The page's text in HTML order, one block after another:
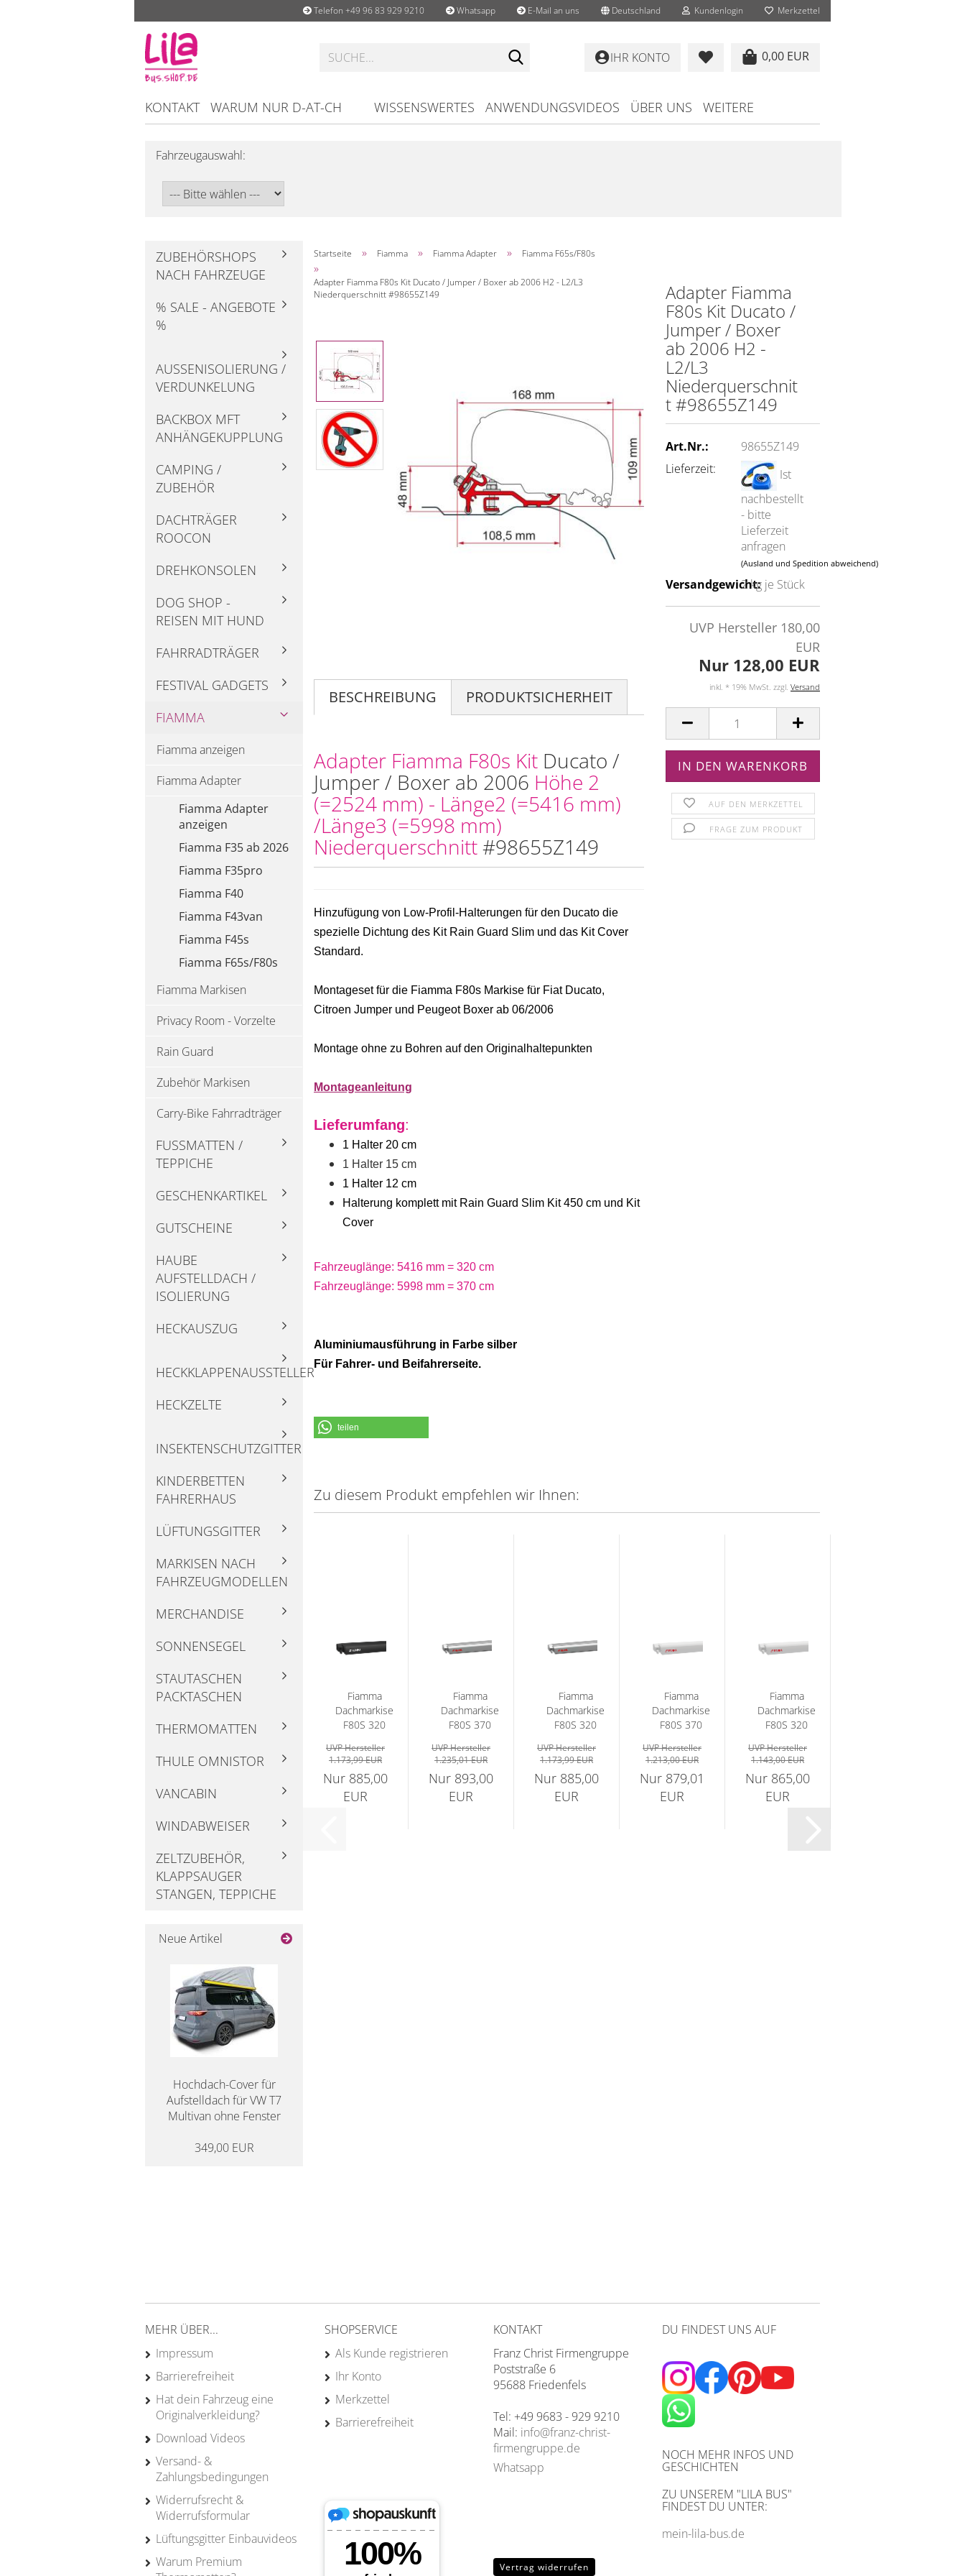
Telefon +49 96 83 929 9210 Whatsapp E-Mail an uns Deutschland Kundenlogin Merkzettel
0,00 EUR
IHR KONTO
KONTAKT WARUM NUR D-AT-CH WISSENSWERTES ANWENDUNGSVIDEOS ÜBER UNS WEITERE
Fahrzeugauswahl:
Startseite » Fiamma » Fiamma Adapter » Fiamma F65s/F80s
»
Adapter Fiamma F80s Kit Ducato / Jumper / Boxer ab 2006 H2 - L2/L3
Niederquerschnitt #98655Z149
Adapter Fiamma
F80s Kit Ducato /
Jumper / Boxer
ab 2006 H2 -
L2/L3
Niederquerschnit
t #98655Z149
Art.Nr.:
98655Z149
Lieferzeit:
Ist
nachbestellt
- bitte
Lieferzeit
anfragen
(Ausland und Spedition abweichend)
Versandgewicht:
2kg je Stück
UVP Hersteller 180,00
EUR
Nur 128,00 EUR
inkl. * 19% MwSt. zzgl. Versand
AUF DEN MERKZETTEL
FRAGE ZUM PRODUKT
BESCHREIBUNG PRODUKTSICHERHEIT
Adapter Fiamma F80s Kit Ducato /
Jumper / Boxer ab 2006 Höhe 2
(=2524 mm) - Länge2 (=5416 mm)
/Länge3 (=5998 mm)
Niederquerschnitt#98655Z149
Hinzufügung von Low-Profil-Halterungen für den Ducato die
spezielle Dichtung des Kit Rain Guard Slim und das Kit Cover
Standard.
Montageset für die Fiamma F80s Markise für Fiat Ducato,
Citroen Jumper und Peugeot Boxer ab 06/2006
Montage ohne zu Bohren auf den Originalhaltepunkten
Montageanleitung
Lieferumfang:
1 Halter 20 cm
1 Halter 15 cm
1 Halter 12 cm
Halterung komplett mit Rain Guard Slim Kit 450 cm und Kit
Cover
Fahrzeuglänge: 5416 mm = 320 cm
Fahrzeuglänge: 5998 mm = 370 cm
Aluminiumausführung in Farbe silber
Für Fahrer- und Beifahrerseite.
teilen
Zu diesem Produkt empfehlen wir Ihnen:
Fiamma
Dachmarkise
F80S 320
deep...
UVP Hersteller
1.173,99 EUR
Nur 885,00
EUR
Fiamma
Dachmarkise
F80S 370
titanium...
UVP Hersteller
1.235,01 EUR
Nur 893,00
EUR
Fiamma
Dachmarkise
F80S 320
titanium...
UVP Hersteller
1.173,99 EUR
Nur 885,00
EUR
Fiamma
Dachmarkise
F80S 370
weiß...
UVP Hersteller
1.213,00 EUR
Nur 879,01
EUR
Fiamma
Dachmarkise
F80S 320
weiß...
UVP Hersteller
1.143,00 EUR
Nur 865,00
EUR
ZUBEHÖRSHOPS
NACH FAHRZEUGE
% SALE - ANGEBOTE
%
AUSSENISOLIERUNG / V
ERDUNKELUNG
BACKBOX MFT
ANHÄNGEKUPPLUNG
CAMPING /
ZUBEHÖR
DACHTRÄGER
ROOCON
DREHKONSOLEN
DOG SHOP -
REISEN MIT HUND
FAHRRADTRÄGER
FESTIVAL GADGETS
FIAMMA
Fiamma anzeigen
Fiamma Adapter
Fiamma Adapter
anzeigen
Fiamma F35 ab 2026
Fiamma F35pro
Fiamma F40
Fiamma F43van
Fiamma F45s
Fiamma F65s/F80s
Fiamma Markisen
Privacy Room - Vorzelte
Rain Guard
Zubehör Markisen
Carry-Bike Fahrradträger
FUSSMATTEN / T
EPPICHE
GESCHENKARTIKEL
GUTSCHEINE
HAUBE
AUFSTELLDACH /
ISOLIERUNG
HECKAUSZUG
HECKKLAPPENAUSSTELLER
HECKZELTE
INSEKTENSCHUTZGITTER
KINDERBETTEN
FAHRERHAUS
LÜFTUNGSGITTER
MARKISEN NACH
FAHRZEUGMODELLEN
MERCHANDISE
SONNENSEGEL
STAUTASCHEN
PACKTASCHEN
THERMOMATTEN
THULE OMNISTOR
VANCABIN
WINDABWEISER
ZELTZUBEHÖR,
KLAPPSAUGER
STANGEN, TEPPICHE
Neue Artikel
Hochdach-Cover für
Aufstelldach für VW T7
Multivan ohne Fenster
349,00 EUR
MEHR ÜBER...
Impressum
Barrierefreiheit
Hat dein Fahrzeug eine
Originalverkleidung?
Download Videos
Versand- &
Zahlungsbedingungen
Widerrufsrecht &
Widerrufsformular
Lüftungsgitter Einbauvideos
Warum Premium
SHOPSERVICE
Als Kunde registrieren
Ihr Konto
Merkzettel
Barrierefreiheit
KONTAKT
Franz Christ Firmengruppe
Poststraße 6
95688 Friedenfels
Tel: +49 9683 - 929 9210
Mail: info@franz-christ-
firmengruppe.de
Whatsapp
DU FINDEST UNS AUF
NOCH MEHR INFOS UND
GESCHICHTEN
ZU UNSEREM "LILA BUS"
FINDEST DU UNTER:
mein-lila-bus.de
Vertrag widerrufen